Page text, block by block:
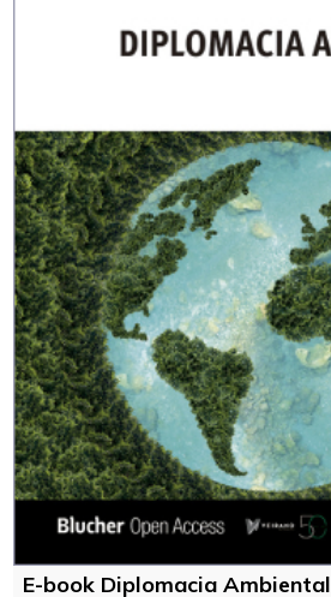
E-book Diplomacia Ambiental